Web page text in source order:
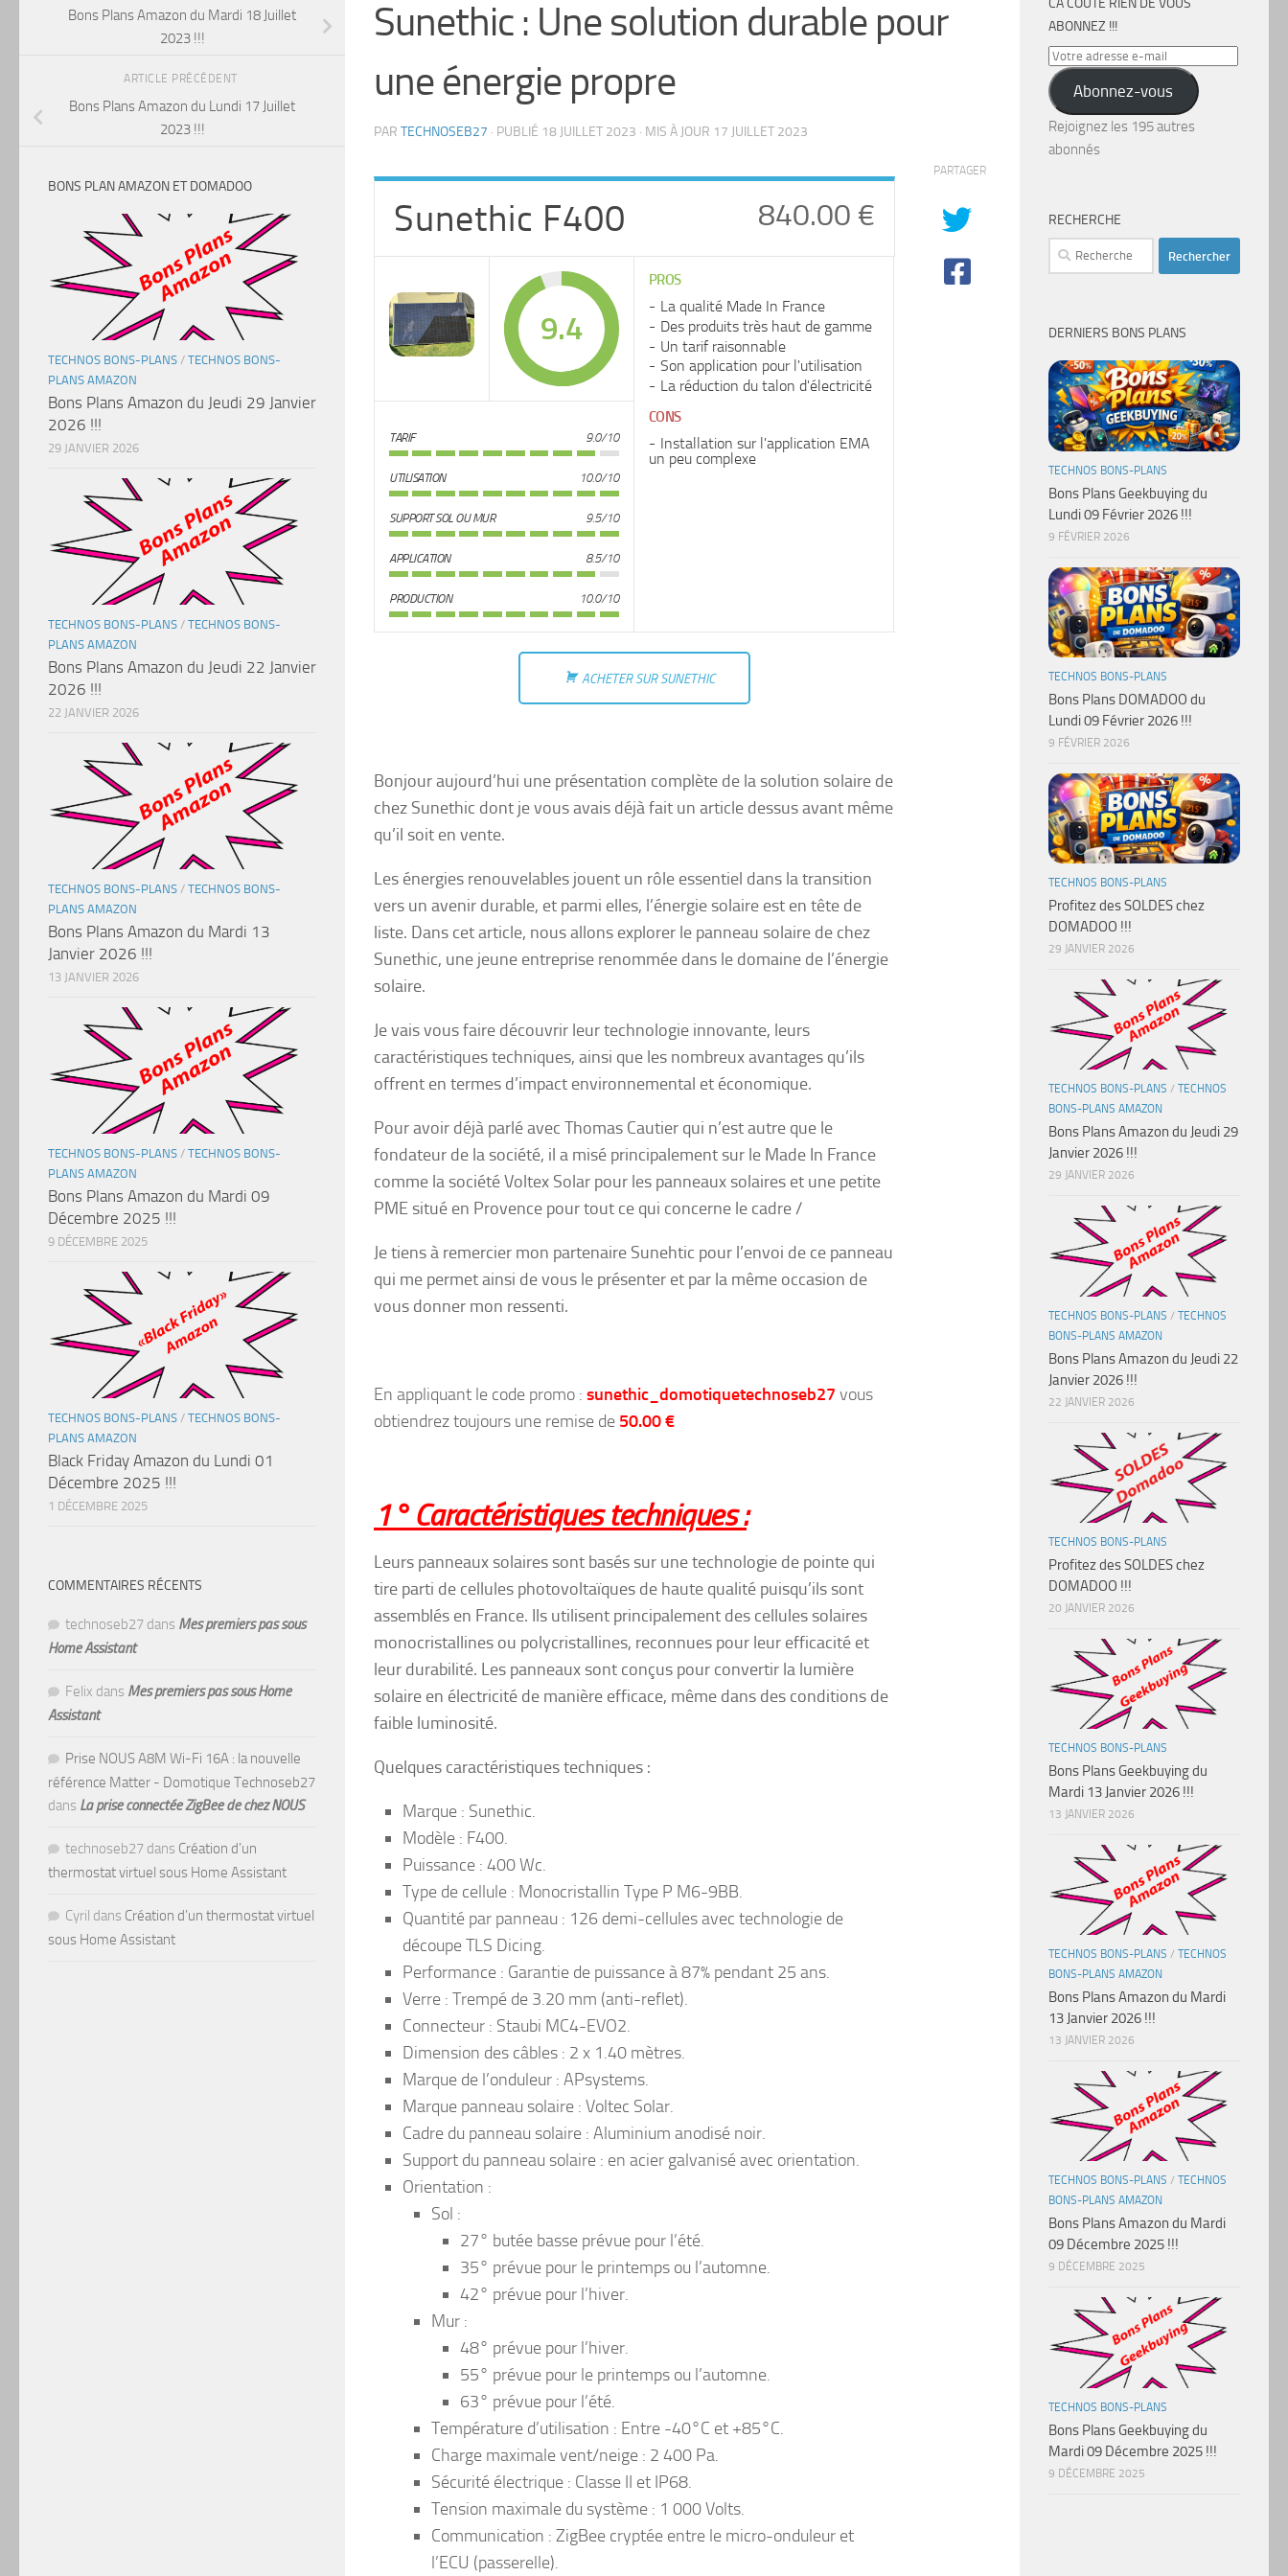
Sunethic : Une solution durable pour
une énergie propre
PAR TECHNOSEB27 · PUBLIÉ 18 JUILLET 2023 · MIS À JOUR 17 JUILLET 2023
Sunethic F400 840.00 €
9.4
TARIF 9.0/10
UTILISATION 10.0/10
SUPPORT SOL OU MUR 9.5/10
APPLICATION 8.5/10
PRODUCTION 10.0/10
PROS
La qualité Made In France
Des produits très haut de gamme
Un tarif raisonnable
Son application pour l'utilisation
La réduction du talon d'électricité
CONS
Installation sur l'application EMA
un peu complexe
ACHETER SUR SUNETHIC
Bonjour aujourd’hui une présentation complète de la solution solaire de
chez Sunethic dont je vous avais déjà fait un article dessus avant même
qu’il soit en vente.
Les énergies renouvelables jouent un rôle essentiel dans la transition
vers un avenir durable, et parmi elles, l’énergie solaire est en tête de
liste. Dans cet article, nous allons explorer le panneau solaire de chez
Sunethic, une jeune entreprise renommée dans le domaine de l’énergie
solaire.
Je vais vous faire découvrir leur technologie innovante, leurs
caractéristiques techniques, ainsi que les nombreux avantages qu’ils
offrent en termes d’impact environnemental et économique.
Pour avoir déjà parlé avec Thomas Cautier qui n’est autre que le
fondateur de la société, il a misé principalement sur le Made In France
comme la société Voltex Solar pour les panneaux solaires et une petite
PME situé en Provence pour tout ce qui concerne le cadre /
Je tiens à remercier mon partenaire Sunehtic pour l’envoi de ce panneau
qui me permet ainsi de vous le présenter et par la même occasion de
vous donner mon ressenti.
En appliquant le code promo : sunethic_domotiquetechnoseb27 vous
obtiendrez toujours une remise de 50.00 €
1° Caractéristiques techniques :
Leurs panneaux solaires sont basés sur une technologie de pointe qui
tire parti de cellules photovoltaïques de haute qualité puisqu’ils sont
assemblés en France. Ils utilisent principalement des cellules solaires
monocristallines ou polycristallines, reconnues pour leur efficacité et
leur durabilité. Les panneaux sont conçus pour convertir la lumière
solaire en électricité de manière efficace, même dans des conditions de
faible luminosité.
Quelques caractéristiques techniques :
Marque : Sunethic.
Modèle : F400.
Puissance : 400 Wc.
Type de cellule : Monocristallin Type P M6-9BB.
Quantité par panneau : 126 demi-cellules avec technologie de
découpe TLS Dicing.
Performance : Garantie de puissance à 87% pendant 25 ans.
Verre : Trempé de 3.20 mm (anti-reflet).
Connecteur : Staubi MC4-EVO2.
Dimension des câbles : 2 x 1.40 mètres.
Marque de l’onduleur : APsystems.
Marque panneau solaire : Voltec Solar.
Cadre du panneau solaire : Aluminium anodisé noir.
Support du panneau solaire : en acier galvanisé avec orientation.
Orientation :
Sol :
27° butée basse prévue pour l’été.
35° prévue pour le printemps ou l’automne.
42° prévue pour l’hiver.
Mur :
48° prévue pour l’hiver.
55° prévue pour le printemps ou l’automne.
63° prévue pour l’été.
Température d’utilisation : Entre -40°C et +85°C.
Charge maximale vent/neige : 2 400 Pa.
Sécurité électrique : Classe II et IP68.
Tension maximale du système : 1 000 Volts.
Communication : ZigBee cryptée entre le micro-onduleur et
l’ECU (passerelle).
PARTAGER
Bons Plans Amazon du Mardi 18 Juillet
2023 !!!
ARTICLE PRÉCÉDENT
Bons Plans Amazon du Lundi 17 Juillet
2023 !!!
BONS PLAN AMAZON ET DOMADOO
TECHNOS BONS-PLANS / TECHNOS BONS-
PLANS AMAZON
Bons Plans Amazon du Jeudi 29 Janvier
2026 !!!
29 JANVIER 2026
TECHNOS BONS-PLANS / TECHNOS BONS-
PLANS AMAZON
Bons Plans Amazon du Jeudi 22 Janvier
2026 !!!
22 JANVIER 2026
TECHNOS BONS-PLANS / TECHNOS BONS-
PLANS AMAZON
Bons Plans Amazon du Mardi 13
Janvier 2026 !!!
13 JANVIER 2026
TECHNOS BONS-PLANS / TECHNOS BONS-
PLANS AMAZON
Bons Plans Amazon du Mardi 09
Décembre 2025 !!!
9 DÉCEMBRE 2025
TECHNOS BONS-PLANS / TECHNOS BONS-
PLANS AMAZON
Black Friday Amazon du Lundi 01
Décembre 2025 !!!
1 DÉCEMBRE 2025
COMMENTAIRES RÉCENTS
technoseb27 dans Mes premiers pas sous
Home Assistant
Felix dans Mes premiers pas sous Home
Assistant
Prise NOUS A8M Wi-Fi 16A : la nouvelle
référence Matter - Domotique Technoseb27
dans La prise connectée ZigBee de chez NOUS
technoseb27 dans Création d’un
thermostat virtuel sous Home Assistant
Cyril dans Création d’un thermostat virtuel
sous Home Assistant
CA COÛTE RIEN DE VOUS
ABONNEZ !!!
Votre
adresse
e-
mail
Abonnez-vous
Rejoignez les 195 autres
abonnés
RECHERCHE
Rechercher :
DERNIERS BONS PLANS
TECHNOS BONS-PLANS
Bons Plans Geekbuying du
Lundi 09 Février 2026 !!!
9 FÉVRIER 2026
TECHNOS BONS-PLANS
Bons Plans DOMADOO du
Lundi 09 Février 2026 !!!
9 FÉVRIER 2026
TECHNOS BONS-PLANS
Profitez des SOLDES chez
DOMADOO !!!
29 JANVIER 2026
TECHNOS BONS-PLANS / TECHNOS
BONS-PLANS AMAZON
Bons Plans Amazon du Jeudi 29
Janvier 2026 !!!
29 JANVIER 2026
TECHNOS BONS-PLANS / TECHNOS
BONS-PLANS AMAZON
Bons Plans Amazon du Jeudi 22
Janvier 2026 !!!
22 JANVIER 2026
TECHNOS BONS-PLANS
Profitez des SOLDES chez
DOMADOO !!!
20 JANVIER 2026
TECHNOS BONS-PLANS
Bons Plans Geekbuying du
Mardi 13 Janvier 2026 !!!
13 JANVIER 2026
TECHNOS BONS-PLANS / TECHNOS
BONS-PLANS AMAZON
Bons Plans Amazon du Mardi
13 Janvier 2026 !!!
13 JANVIER 2026
TECHNOS BONS-PLANS / TECHNOS
BONS-PLANS AMAZON
Bons Plans Amazon du Mardi
09 Décembre 2025 !!!
9 DÉCEMBRE 2025
TECHNOS BONS-PLANS
Bons Plans Geekbuying du
Mardi 09 Décembre 2025 !!!
9 DÉCEMBRE 2025